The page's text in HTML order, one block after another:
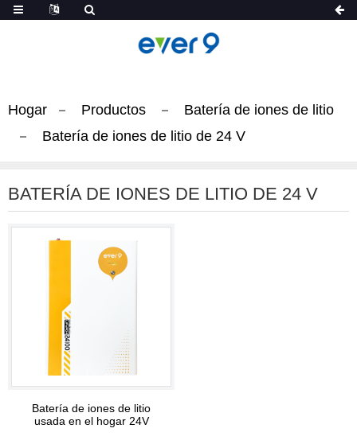
Hogar Productos
Batería de iones de litio
Batería de iones de litio de 24 V
BATERÍA DE IONES DE LITIO DE 24 V
Batería de iones de litio
usada en el hogar 24V